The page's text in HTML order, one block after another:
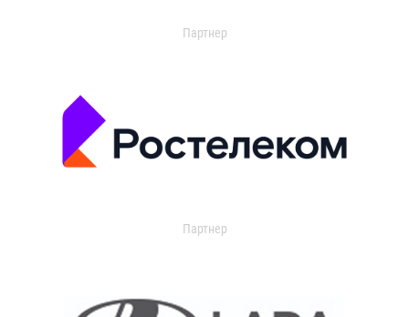
Партнер
Партнер